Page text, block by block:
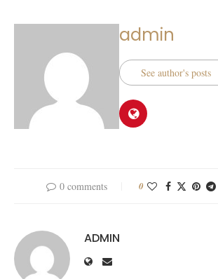
admin
See author's posts
0 comments 0
ADMIN